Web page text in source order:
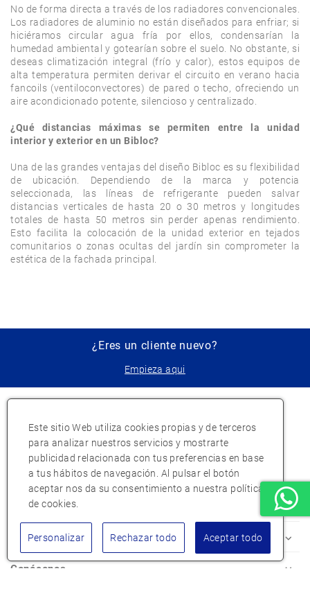
No de forma directa a través de los radiadores convencionales.
Los radiadores de aluminio no están diseñados para enfriar; si
hiciéramos circular agua fría por ellos, condensarían la
humedad ambiental y gotearían sobre el suelo. No obstante, si
deseas climatización integral (frío y calor), estos equipos de
alta temperatura permiten derivar el circuito en verano hacia
fancoils (ventiloconvectores) de pared o techo, ofreciendo un
aire acondicionado potente, silencioso y centralizado.
¿Qué distancias máximas se permiten entre la unidad
interior y exterior en un Bibloc?
Una de las grandes ventajas del diseño Bibloc es su flexibilidad
de ubicación. Dependiendo de la marca y potencia
seleccionada, las líneas de refrigerante pueden salvar
distancias verticales de hasta 20 o 30 metros y longitudes
totales de hasta 50 metros sin perder apenas rendimiento.
Esto facilita la colocación de la unidad exterior en tejados
comunitarios o zonas ocultas del jardín sin comprometer la
estética de la fachada principal.
Este sitio Web utiliza cookies propias y de terceros
para analizar nuestros servicios y mostrarte
publicidad relacionada con tus preferencias en base
a tus hábitos de navegación. Al pulsar el botón
aceptar nos da su consentimiento a nuestra política
de cookies.
Personalizar Rechazar todo Aceptar todo
¿Eres un cliente nuevo?
Empieza aqui
Atención al cliente
Mi Hierros Díaz
Conócenos